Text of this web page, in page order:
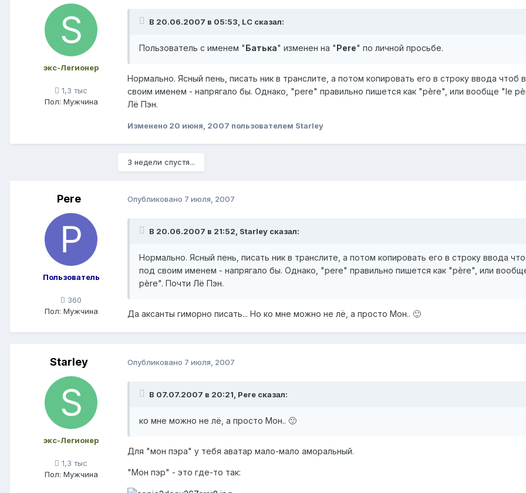
экс-Легионер
1,3 тыс
Пол: Мужчина
В 20.06.2007 в 05:53, LC сказал:
Пользователь с именем "Батька" изменен на "Pere" по личной просьбе.
Нормально. Ясный пень, писать ник в транслите, а потом копировать его в строку ввода чтоб
своим именем - напрягало бы. Однако, "pere" правильно пишется как "père", или вообще "le
Лё Пэн.
Изменено 20 июня, 2007 пользователем Starley
3 недели спустя...
Pere
Пользователь
360
Пол: Мужчина
Опубликовано 7 июля, 2007
В 20.06.2007 в 21:52, Starley сказал:
Нормально. Ясный пень, писать ник в транслите, а потом копировать его в строку ввода
под своим именем - напрягало бы. Однако, "pere" правильно пишется как "père", или
père". Почти Лё Пэн.
Да аксанты гиморно писать... Но ко мне можно не лё, а просто Мон.. 🙂
Starley
экс-Легионер
1,3 тыс
Пол: Мужчина
Опубликовано 7 июля, 2007
В 07.07.2007 в 20:21, Pere сказал:
ко мне можно не лё, а просто Мон.. 🙂
Для "мон пэра" у тебя аватар мало-мало аморальный.
"Мон пэр" - это где-то так: